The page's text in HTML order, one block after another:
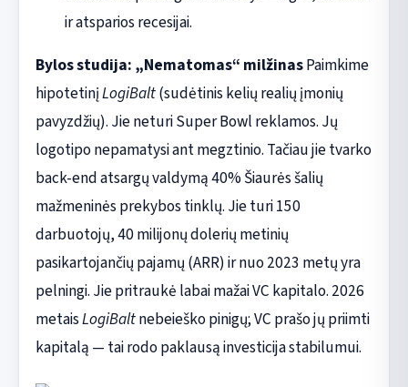
ir atsparios recesijai.
Bylos studija: „Nematomas“ milžinasPaimkime
hipotetinįLogiBalt(sudėtinis kelių realių įmonių
pavyzdžių). Jie neturi Super Bowl reklamos. Jų
logotipo nepamatysi ant megztinio. Tačiau jie tvarko
back-end atsargų valdymą 40% Šiaurės šalių
mažmeninės prekybos tinklų. Jie turi 150
darbuotojų, 40 milijonų dolerių metinių
pasikartojančių pajamų (ARR) ir nuo 2023 metų yra
pelningi. Jie pritraukė labai mažai VC kapitalo. 2026
metaisLogiBaltnebeieško pinigų; VC prašo jų priimti
kapitalą — tai rodo paklausą investicija stabilumui.